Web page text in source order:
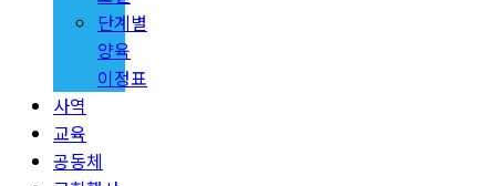
단계별
양육
이정표
사역
교육
공동체